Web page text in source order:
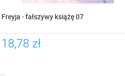
Freyja - fałszywy książę 07
18,78 zł